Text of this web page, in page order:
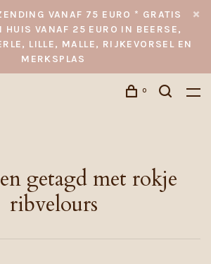
VANAF 75 EURO * GRATIS
HUIS VANAF 25 EURO IN BEERSE,
LILLE, MALLE, RIJKEVORSEL EN
MERKSPLAS
0
getagd met rokje
ribvelours